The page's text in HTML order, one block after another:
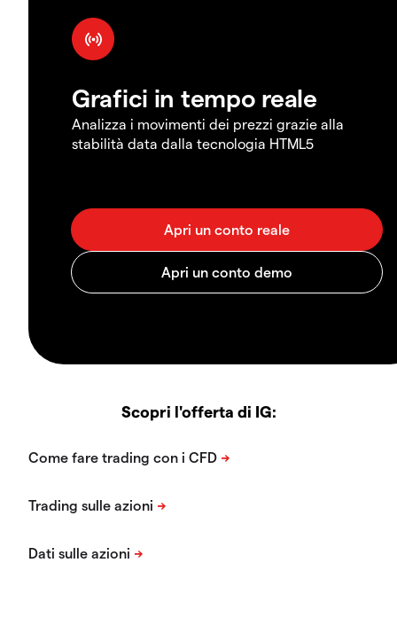
Grafici in tempo reale
Analizza i movimenti dei prezzi grazie alla
stabilità data dalla tecnologia HTML5
Scopri l'offerta di IG: